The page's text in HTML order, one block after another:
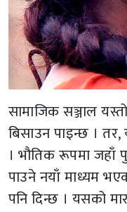
सामाजिक सञ्जाल
बिसाउन पाइन्छ ।
। भौतिक रूपमा जहाँ
पाउने नयाँ माध्यम
पनि दिन्छ । यसको